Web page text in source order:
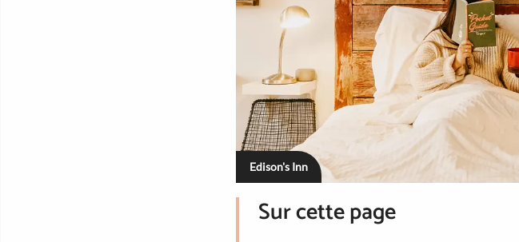
Edison's Inn
Sur cette page